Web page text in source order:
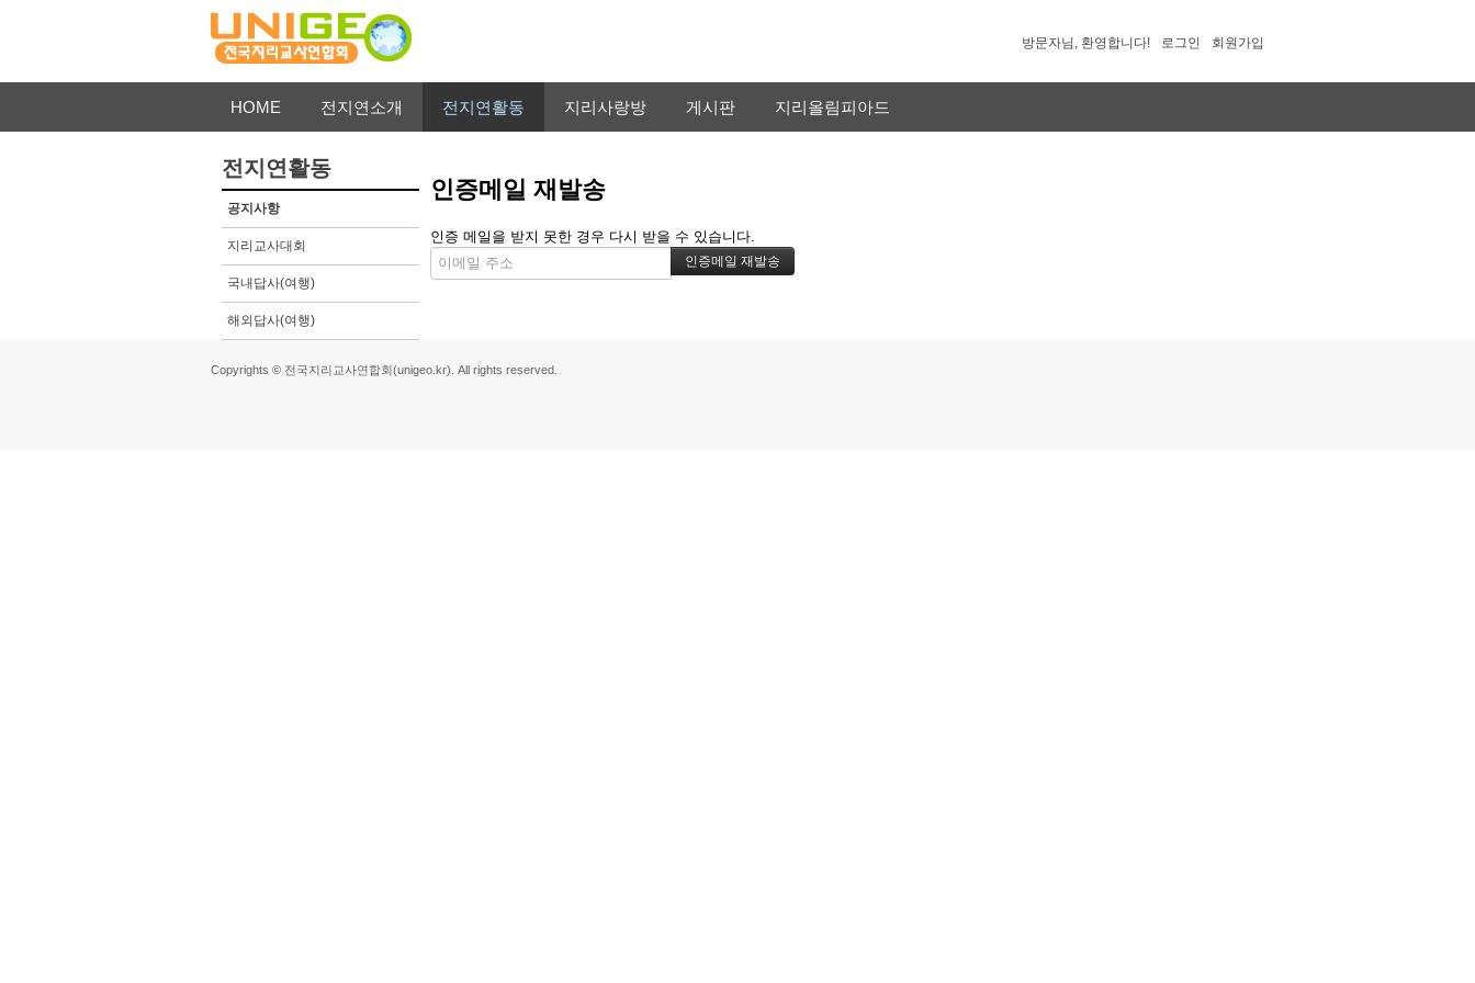
방문자님, 환영합니다! 로그인 회원가입
HOME 전지연소개 전지연활동 지리사랑방 게시판 지리올림피아드
전지연활동
공지사항
지리교사대회
국내답사(여행)
해외답사(여행)
인증메일 재발송
인증 메일을 받지 못한 경우 다시 받을 수 있습니다.
Copyrights © 전국지리교사연합회(unigeo.kr). All rights reserved.